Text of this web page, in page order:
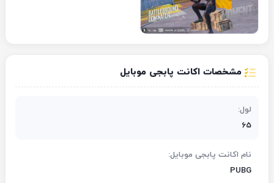
مشخصات اکانت پابجی موبایل
لول:
65
نام اکانت پابجی موبایل:
PUBG